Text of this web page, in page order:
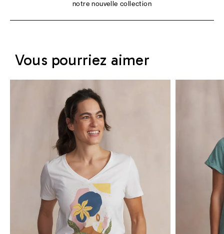
notre nouvelle collection
Vous pourriez aimer